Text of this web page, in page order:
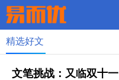
精选好文
文笔挑战：又临双十一